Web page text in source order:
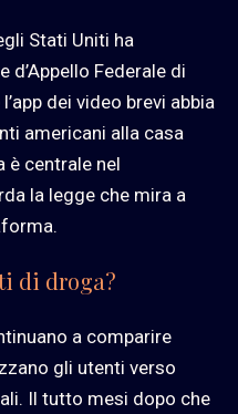
Stati Uniti ha
d’Appello Federale di
dei video brevi abbia
americani alla casa
è centrale nel
la legge che mira a
di droga?
a comparire
gli utenti verso
Il tutto mesi dopo che